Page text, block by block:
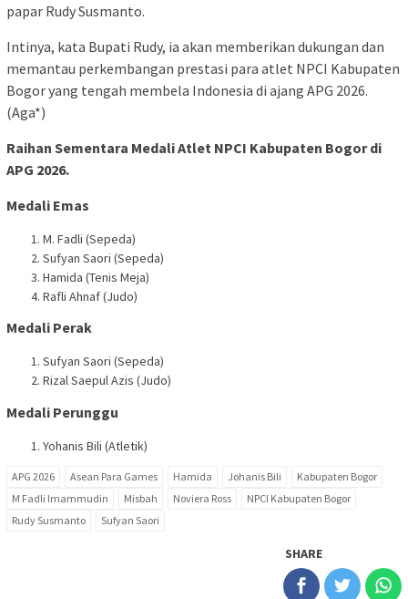
papar Rudy Susmanto.
Intinya, kata Bupati Rudy, ia akan memberikan dukungan dan
memantau perkembangan prestasi para atlet NPCI Kabupaten
Bogor yang tengah membela Indonesia di ajang APG 2026.
(Aga*)
Raihan Sementara Medali Atlet NPCI Kabupaten Bogor di
APG 2026.
Medali Emas
M. Fadli (Sepeda)
Sufyan Saori (Sepeda)
Hamida (Tenis Meja)
Rafli Ahnaf (Judo)
Medali Perak
Sufyan Saori (Sepeda)
Rizal Saepul Azis (Judo)
Medali Perunggu
Yohanis Bili (Atletik)
APG 2026 Asean Para Games Hamida Johanis Bili
Kabupaten Bogor
M Fadli Imammudin
Misbah Noviera Ross
NPCI Kabupaten Bogor
Rudy Susmanto
Suf­yan Saori
SHARE